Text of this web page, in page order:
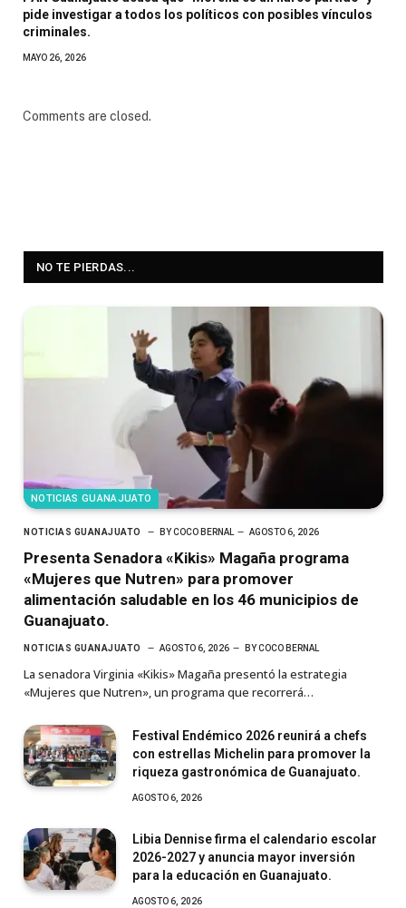
pide investigar a todos los políticos con posibles vínculos
criminales.
MAYO 26, 2026
Comments are closed.
NO TE PIERDAS...
NOTICIAS GUANAJUATO
NOTICIAS GUANAJUATO BY COCO BERNAL AGOSTO 6, 2026
Presenta Senadora «Kikis» Magaña programa
«Mujeres que Nutren» para promover
alimentación saludable en los 46 municipios de
Guanajuato.
NOTICIAS GUANAJUATO AGOSTO 6, 2026 BY COCO BERNAL
La senadora Virginia «Kikis» Magaña presentó la estrategia
«Mujeres que Nutren», un programa que recorrerá…
Festival Endémico 2026 reunirá a chefs
con estrellas Michelin para promover la
riqueza gastronómica de Guanajuato.
AGOSTO 6, 2026
Libia Dennise firma el calendario escolar
2026-2027 y anuncia mayor inversión
para la educación en Guanajuato.
AGOSTO 6, 2026